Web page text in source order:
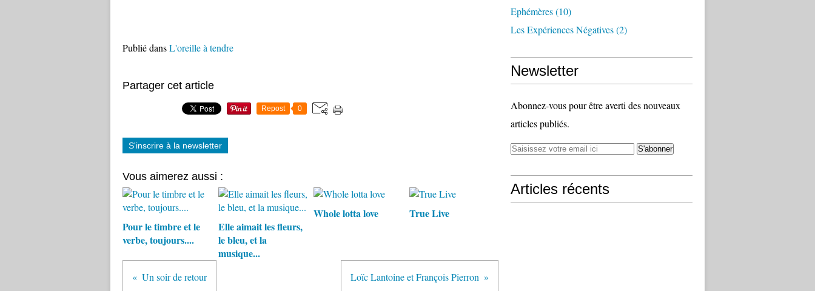
Publié dansL'oreille à tendre
Partager cet article
Repost 0
S'inscrire à la newsletter
Vous aimerez aussi :
Pour le timbre et le
verbe, toujours....
Elle aimait les fleurs,
le bleu, et la
musique...
Whole lotta love True Live
Un soir de retour Loïc Lantoine et François Pierron
Ephémères(10)
Les Expériences Négatives(2)
Newsletter
Abonnez-vous pour être averti des nouveaux
articles publiés.
Articles récents